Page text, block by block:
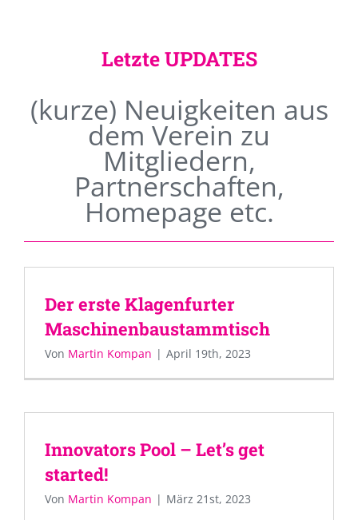
Letzte UPDATES
(kurze) Neuigkeiten aus
dem Verein zu
Mitgliedern,
Partnerschaften,
Homepage etc.
Der erste Klagenfurter
Maschinenbaustammtisch
Von Martin Kompan | April 19th, 2023
Innovators Pool – Let’s get
started!
Von Martin Kompan | März 21st, 2023